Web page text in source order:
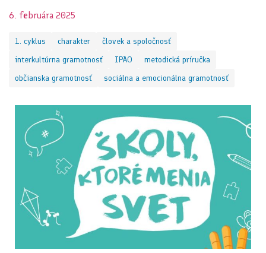
6. februára 2025
1. cyklus charakter
človek a spoločnosť
interkultúrna gramotnosť
IPAO
metodická príručka
občianska gramotnosť
sociálna a emocionálna gramotnosť